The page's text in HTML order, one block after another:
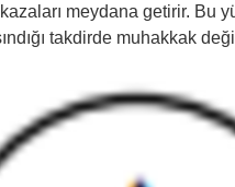
meydana getirir. Bu
takdirde muhakkak